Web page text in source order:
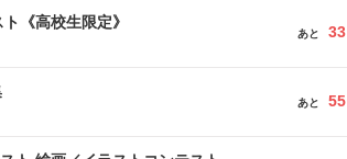
《高校生限定》
あと 33
あと 55